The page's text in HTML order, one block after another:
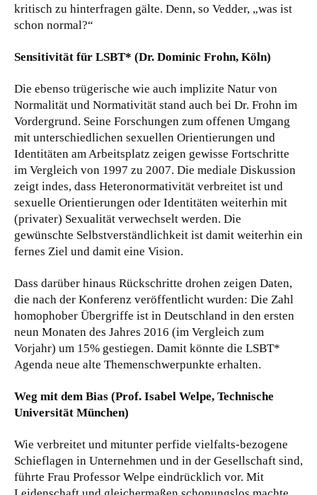
kritisch zu hinterfragen gälte. Denn, so Vedder, „was ist
schon normal?“
Sensitivität für LSBT* (Dr. Dominic Frohn, Köln)
Die ebenso trügerische wie auch implizite Natur von
Normalität und Normativität stand auch bei Dr. Frohn im
Vordergrund. Seine Forschungen zum offenen Umgang
mit unterschiedlichen sexuellen Orientierungen und
Identitäten am Arbeitsplatz zeigen gewisse Fortschritte
im Vergleich von 1997 zu 2007. Die mediale Diskussion
zeigt indes, dass Heteronormativität verbreitet ist und
sexuelle Orientierungen oder Identitäten weiterhin mit
(privater) Sexualität verwechselt werden. Die
gewünschte Selbstverständlichkeit ist damit weiterhin ein
fernes Ziel und damit eine Vision.
Dass darüber hinaus Rückschritte drohen zeigen Daten,
die nach der Konferenz veröffentlicht wurden: Die Zahl
homophober Übergriffe ist in Deutschland in den ersten
neun Monaten des Jahres 2016 (im Vergleich zum
Vorjahr) um 15% gestiegen. Damit könnte die LSBT*
Agenda neue alte Themenschwerpunkte erhalten.
Weg mit dem Bias (Prof. Isabel Welpe, Technische
Universität München)
Wie verbreitet und mitunter perfide vielfalts-bezogene
Schieflagen in Unternehmen und in der Gesellschaft sind,
führte Frau Professor Welpe eindrücklich vor. Mit